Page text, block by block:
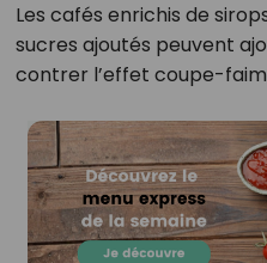
Les cafés enrichis de
sucres ajoutés peuvent
contrer l’effet coupe-